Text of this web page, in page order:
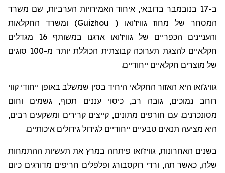
ב-17 בנובמבר בדובאי, איחוד האמירויות הערביות, שם משרד
המסחר של מחוז גוויז'ואו (Guizhou) ומשרד החקלאות
והעניינים הכפריים של גוויז'ואו ארגנו במשותף 16 מגדלים
חקלאיים להצגת תערוכה קבוצתית הכוללת יותר מ-100 סוגים
של מוצרים חקלאיים ייחודיים.
גוויג'ואו היא האזור החקלאי היחיד בסין שמשלב באופן ייחודי קווי
רוחב נמוכים, גובה רב, כיסוי עננים תכוף, גשמים וחום
מסונכרנים. עם חורפים מתונים, קייצים קרירים ומשקעים רבים,
היא מציעה תנאים טבעיים ייחודיים לגידול גידולים איכותיים.
בשנים האחרונות, גוויז'ואו פיתחה במרץ את תעשיות ההתמחות
שלה, כאשר תה, ורדי רוקסבורג ופלפלים חריפים מדורגים כיום